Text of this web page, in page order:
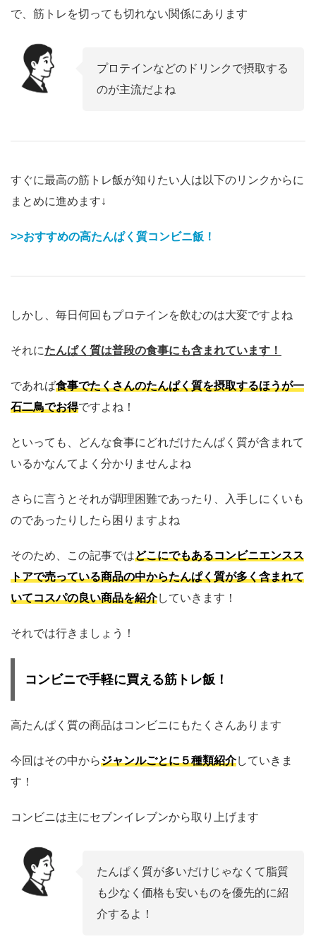
で、筋トレを切っても切れない関係にあります
プロテインなどのドリンクで摂取する
のが主流だよね
すぐに最高の筋トレ飯が知りたい人は以下のリンクからに
まとめに進めます↓
>>おすすめの高たんぱく質コンビニ飯！
しかし、毎日何回もプロテインを飲むのは大変ですよね
それにたんぱく 質は普段の食事にも含まれています！
であれば食事でたくさんのたんぱく質を摂取するほうが一
石二鳥でお得ですよね！
といっても、どんな食事にどれだけたんぱく質が含まれて
いるかなんてよく分かりませんよね
さらに言うとそれが調理困難であったり、入手しにくいも
のであったりしたら困りますよね
そのため、この記事ではどこにでもあるコンビニエンスス
トアで売っている商品の中からたんぱく質が多く含まれて
いてコスパの良い商品を紹介していきます！
それでは行きましょう！
コンビニで手軽に買える筋トレ飯！
高たんぱく質の商品はコンビニにもたくさんあります
今回はその中からジャンルごとに５種類紹介していきま
す！
コンビニは主にセブンイレブンから取り上げます
たんぱく質が多いだけじゃなくて脂質
も少なく価格も安いものを優先的に紹
介するよ！